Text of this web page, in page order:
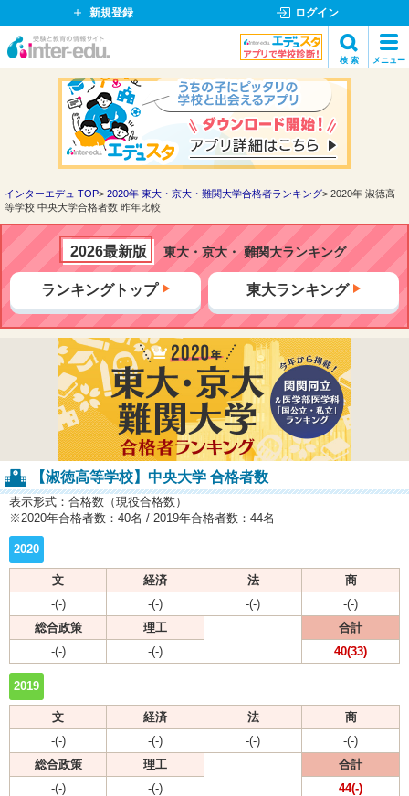
新規登録 ログイン
イ
ド
ッ
ト
検 索 メニュー
検索
インターエデュ TOP 2020年 東大・京大・難関大学合格者ランキング
2020年 淑徳高
等学校 中央大学合格者数 昨年比較
2026最新版 東大・京大・ 難関大ランキング
ランキングトップ 東大ランキング
【淑徳高等学校】中央大学 合格者数
表示形式：合格数（現役合格数）
※2020年合格者数：40名 / 2019年合格者数：44名
2020
文 経済 法
商
-(-)
-(-) -(-)
-(-)
総合政策
理工
合計
-(-)
-(-) 40(33)
2019
文 経済 法
商
-(-)
-(-) -(-)
-(-)
総合政策
理工
合計
-(-)
-(-) 44(-)